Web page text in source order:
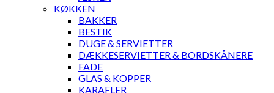
KØKKEN
BAKKER
BESTIK
DUGE & SERVIETTER
DÆKKESERVIETTER & BORDSKÅNERE
FADE
GLAS & KOPPER
KARAFLER